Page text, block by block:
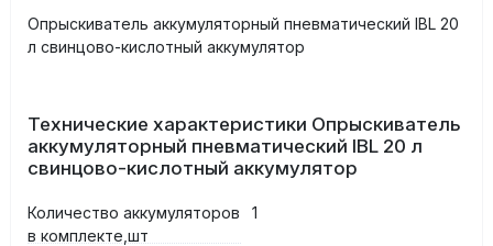
Опрыскиватель аккумуляторный пневматический IBL 20
л свинцово-кислотный аккумулятор
Технические характеристики Опрыскиватель
аккумуляторный пневматический IBL 20 л
свинцово-кислотный аккумулятор
Количество аккумуляторов
в комплекте,шт
1